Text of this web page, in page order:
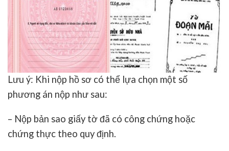
Lưu ý: Khi nộp hồ sơ có thể lựa chọn một số
phương án nộp như sau:
– Nộp bản sao giấy tờ đã có công chứng hoặc
chứng thực theo quy định.